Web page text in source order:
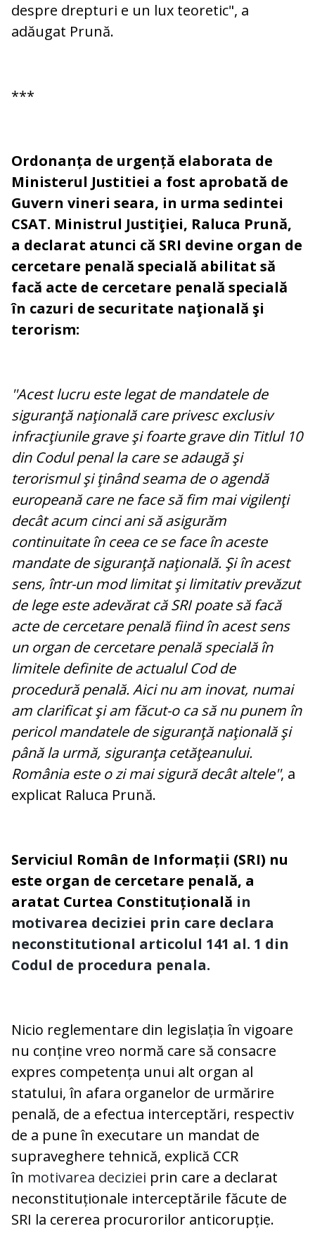
despre drepturi e un lux teoretic", a
adăugat Prună.
***
Ordonanța de urgență elaborata de
Ministerul Justitiei a fost aprobată de
Guvern vineri seara, in urma sedintei
CSAT. Ministrul Justiţiei, Raluca Prună,
a declarat atunci că SRI devine organ de
cercetare penală specială abilitat să
facă acte de cercetare penală specială
în cazuri de securitate naţională şi
terorism:
''Acest lucru este legat de mandatele de
siguranţă naţională care privesc exclusiv
infracţiunile grave şi foarte grave din Titlul 10
din Codul penal la care se adaugă şi
terorismul şi ţinând seama de o agendă
europeană care ne face să fim mai vigilenţi
decât acum cinci ani să asigurăm
continuitate în ceea ce se face în aceste
mandate de siguranţă naţională. Şi în acest
sens, într-un mod limitat şi limitativ prevăzut
de lege este adevărat că SRI poate să facă
acte de cercetare penală fiind în acest sens
un organ de cercetare penală specială în
limitele definite de actualul Cod de
procedură penală. Aici nu am inovat, numai
am clarificat şi am făcut-o ca să nu punem în
pericol mandatele de siguranţă naţională şi
până la urmă, siguranţa cetăţeanului.
România este o zi mai sigură decât altele'', a
explicat Raluca Prună.
Serviciul Român de Informații (SRI) nu
este organ de cercetare penală, a
aratat Curtea Constituțională in
motivarea deciziei prin care declara
neconstitutional articolul 141 al. 1 din
Codul de procedura penala.
Nicio reglementare din legislația în vigoare
nu conține vreo normă care să consacre
expres competența unui alt organ al
statului, în afara organelor de urmărire
penală, de a efectua interceptări, respectiv
de a pune în executare un mandat de
supraveghere tehnică, explică CCR
în motivarea deciziei prin care a declarat
neconstituționale interceptările făcute de
SRI la cererea procurorilor anticorupție.